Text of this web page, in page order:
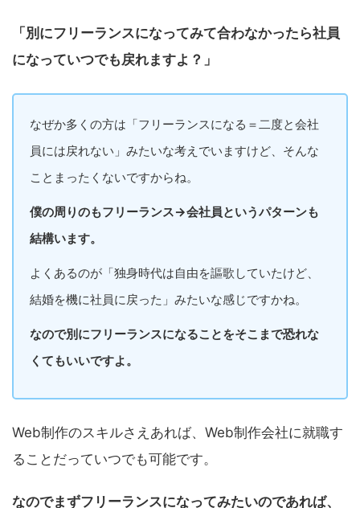
「別にフリーランスになってみて合わなかったら社員
になっていつでも戻れますよ？」
なぜか多くの方は「フリーランスになる＝二度と会社
員には戻れない」みたいな考えでいますけど、そんな
ことまったくないですからね。
僕の周りのもフリーランス→会社員というパターンも
結構います。
よくあるのが「独身時代は自由を謳歌していたけど、
結婚を機に社員に戻った」みたいな感じですかね。
なので別にフリーランスになることをそこまで恐れな
くてもいいですよ。
Web制作のスキルさえあれば、Web制作会社に就職す
ることだっていつでも可能です。
なのでまずフリーランスになってみたいのであれば、